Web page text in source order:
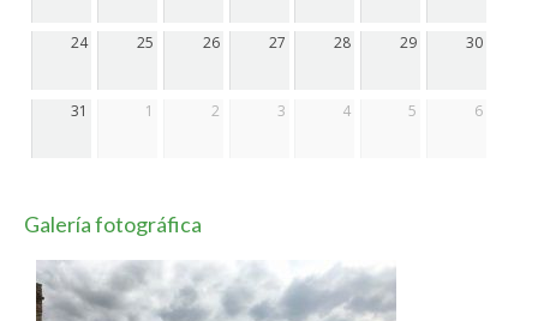
24 25 26 27 28 29 30
31 1 2 3 4 5 6
Galería fotográfica